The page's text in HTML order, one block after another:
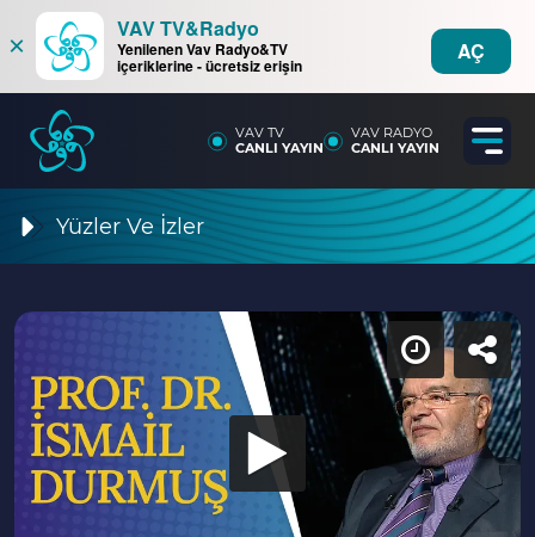
×
VAV TV&Radyo
Yenilenen Vav Radyo&TV
içeriklerine - ücretsiz erişin
AÇ
VAV TV
CANLI YAYIN
VAV RADYO
CANLI YAYIN
Yüzler Ve İzler